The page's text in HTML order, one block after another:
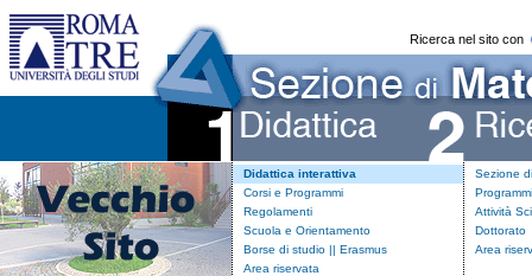
Ricerca nel sito con
Didattica interattiva
Corsi e Programmi
Regolamenti
Scuola e Orientamento
Borse di studio || Erasmus
Area riservata
Sezione
Attività
Dottorato
Area